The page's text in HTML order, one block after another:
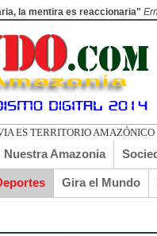
la mentira es reaccionaria"
Nuestra Amazonia
Gira el Mundo